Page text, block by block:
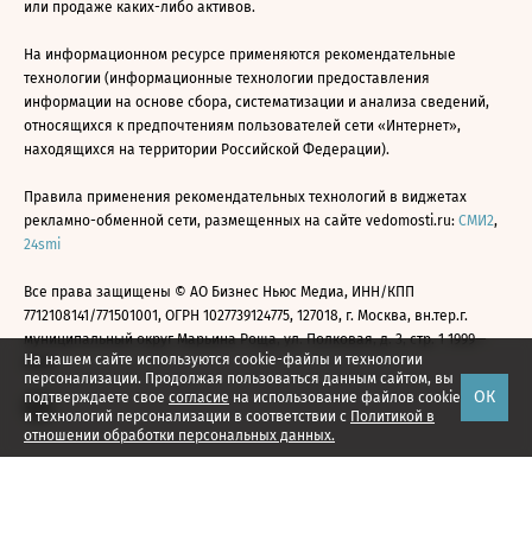
На нашем сайте используются cookie-файлы и технологии
персонализации. Продолжая пользоваться данным сайтом, вы
подтверждаете свое согласие на использование файлов cookie
и технологий персонализации в соответствии с Политикой в
отношении обработки персональных данных.
ОК
или продаже каких-либо активов.
На информационном ресурсе применяются рекомендательные
технологии (информационные технологии предоставления
информации на основе сбора, систематизации и анализа сведений,
относящихся к предпочтениям пользователей сети «Интернет»,
находящихся на территории Российской Федерации).
Правила применения рекомендательных технологий в виджетах
рекламно-обменной сети, размещенных на сайте vedomosti.ru: СМИ2,
24smi
Все права защищены © АО Бизнес Ньюс Медиа, ИНН/КПП
7712108141/771501001, ОГРН 1027739124775, 127018, г. Москва, вн.тер.г.
муниципальный округ Марьина Роща, ул. Полковая, д. 3, стр. 1 1999—
2026